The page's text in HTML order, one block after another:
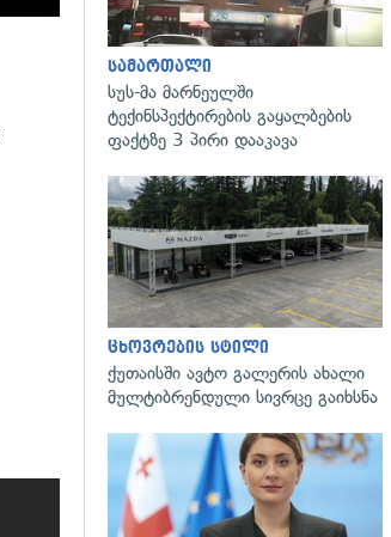
სამართალი
სუს-მა მარნეულში
ტექინსპექტირების გაყალბების
ფაქტზე 3 პირი დააკავა
ცხოვრების სტილი
ქუთაისში ავტო გალერის ახალი
მულტიბრენდული სივრცე გაიხსნა